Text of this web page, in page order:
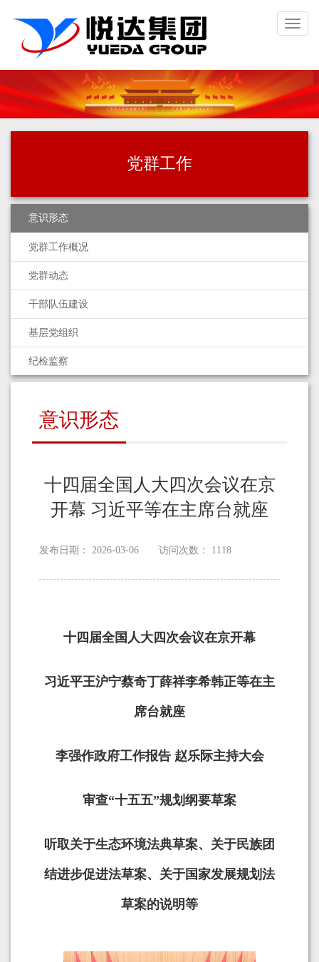
Toggle
党群工作
意识形态
党群工作概况
党群动态
干部队伍建设
基层党组织
纪检监察
意识形态
十四届全国人大四次会议在京
开幕 习近平等在主席台就座
发布日期： 2026-03-06 访问次数： 1118
十四届全国人大四次会议在京开幕
习近平王沪宁蔡奇丁薛祥李希韩正等在主
席台就座
李强作政府工作报告 赵乐际主持大会
审查“十五五”规划纲要草案
听取关于生态环境法典草案、关于民族团
结进步促进法草案、关于国家发展规划法
草案的说明等